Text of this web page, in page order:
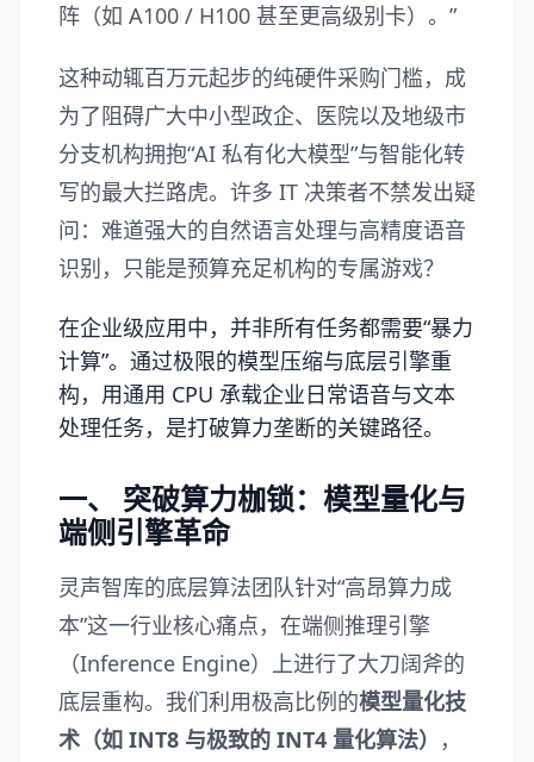
阵（如 A100 / H100 甚至更高级别卡）。”
这种动辄百万元起步的纯硬件采购门槛，成
为了阻碍广大中小型政企、医院以及地级市
分支机构拥抱“AI 私有化大模型”与智能化转
写的最大拦路虎。许多 IT 决策者不禁发出疑
问：难道强大的自然语言处理与高精度语音
识别，只能是预算充足机构的专属游戏？
在企业级应用中，并非所有任务都需要“暴力
计算”。通过极限的模型压缩与底层引擎重
构，用通用 CPU 承载企业日常语音与文本
处理任务，是打破算力垄断的关键路径。
一、 突破算力枷锁：模型量化与
端侧引擎革命
灵声智库的底层算法团队针对“高昂算力成
本”这一行业核心痛点，在端侧推理引擎
（Inference Engine）上进行了大刀阔斧的
底层重构。我们利用极高比例的模型量化技
术（如 INT8 与极致的 INT4 量化算法） ，